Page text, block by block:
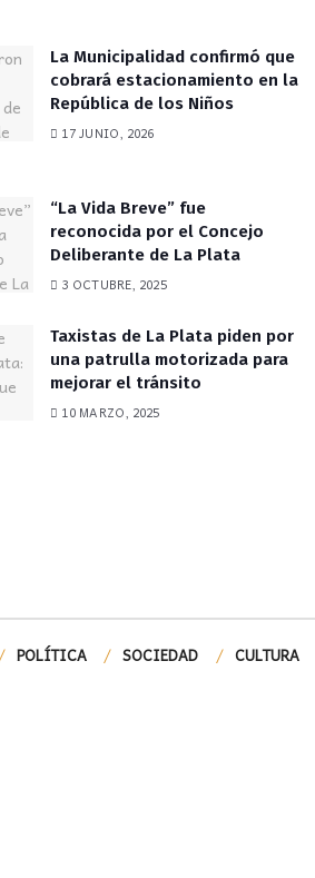
La Municipalidad confirmó que
cobrará estacionamiento en la
República de los Niños
17 JUNIO, 2026
“La Vida Breve” fue
reconocida por el Concejo
Deliberante de La Plata
3 OCTUBRE, 2025
Taxistas de La Plata piden por
una patrulla motorizada para
mejorar el tránsito
10 MARZO, 2025
POLÍTICA SOCIEDAD
CULTURA